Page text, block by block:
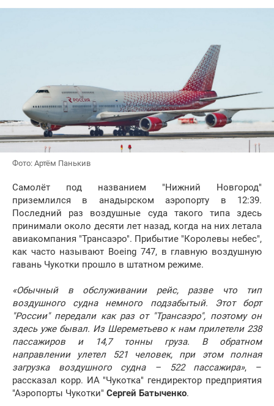
Фото: Артём Панькив
Самолёт под названием "Нижний Новгород"
приземлился в анадырском аэропорту в 12:39.
Последний раз воздушные суда такого типа здесь
принимали около десяти лет назад, когда на них летала
авиакомпания "Трансаэро". Прибытие "Королевы небес",
как часто называют Boeing 747, в главную воздушную
гавань Чукотки прошло в штатном режиме.
«Обычный в обслуживании рейс, разве что тип
воздушного судна немного подзабытый. Этот борт
"России" передали как раз от "Трансаэро", поэтому он
здесь уже бывал. Из Шереметьево к нам прилетели 238
пассажиров и 14,7 тонны груза. В обратном
направлении улетел 521 человек, при этом полная
загрузка воздушного судна – 522 пассажира», –
рассказал корр. ИА "Чукотка" гендиректор предприятия
"Аэропорты Чукотки" Сергей Батыченко.